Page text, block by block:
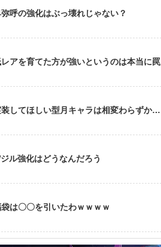
弥呼の強化はぶっ壊れじゃない？
レアを育てた方が強いというのは本当に罠
装してほしい型月キャラは相変わらずか…
ジル強化はどうなんだろう
袋は〇〇を引いたわｗｗｗｗ